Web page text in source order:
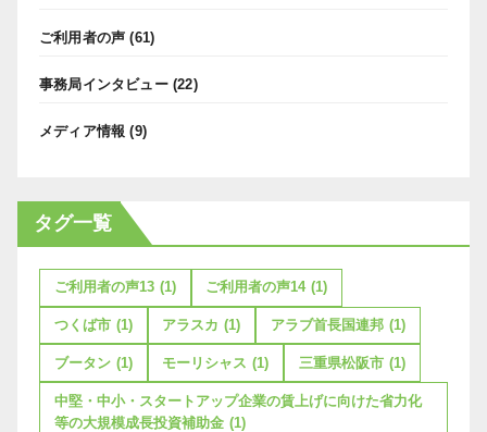
ご利用者の声 (61)
事務局インタビュー(22)
メディア情報 (9)
タグ一覧
ご利用者の声13 (1) ご利用者の声14 (1)
つくば市 (1) アラスカ (1) アラブ首長国連邦 (1)
ブータン (1) モーリシャス (1) 三重県松阪市 (1)
中堅・中小・スタートアップ企業の賃上げに向けた省力化
等の大規模成長投資補助金 (1)